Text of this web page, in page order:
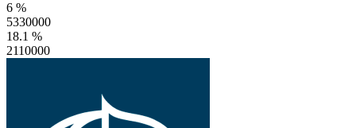
6 %
5330000
18.1 %
2110000